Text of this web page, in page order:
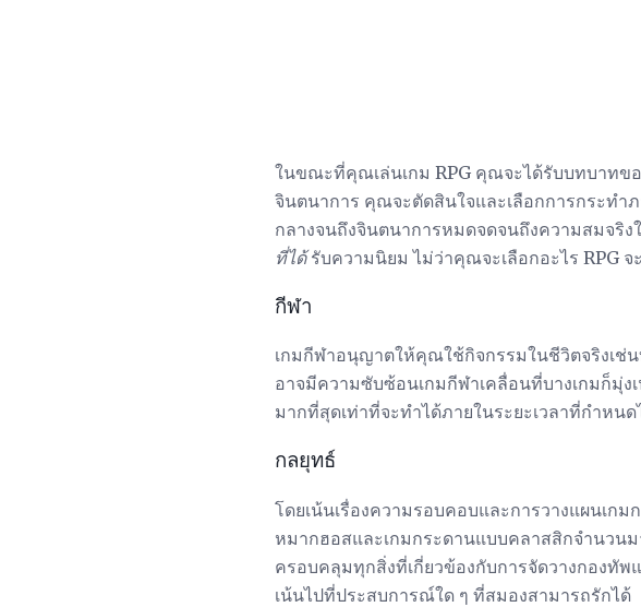
ในขณะที่คุณเล่นเกม RPG คุณจะได้รับบทบาทข
จินตนาการ คุณจะตัดสินใจและเลือกการกระทำ
กลางจนถึงจินตนาการหมดจดจนถึงความสมจริ
ที่ได้รับความนิยม ไม่ว่าคุณจะเลือกอะไร RPG
กีฬา
เกมกีฬาอนุญาตให้คุณใช้กิจกรรมในชีวิตจริงเช่
อาจมีความซับซ้อนเกมกีฬาเคลื่อนที่บางเกมก็มุ่
มากที่สุดเท่าที่จะทำได้ภายในระยะเวลาที่กำหนด
กลยุทธ์
โดยเน้นเรื่องความรอบคอบและการวางแผนเก
หมากฮอสและเกมกระดานแบบคลาสสิกจำนวน
ครอบคลุมทุกสิ่งที่เกี่ยวข้องกับการจัดวางกอง
เน้นไปที่ประสบการณ์ใด ๆ ที่สมองสามารถรักได้